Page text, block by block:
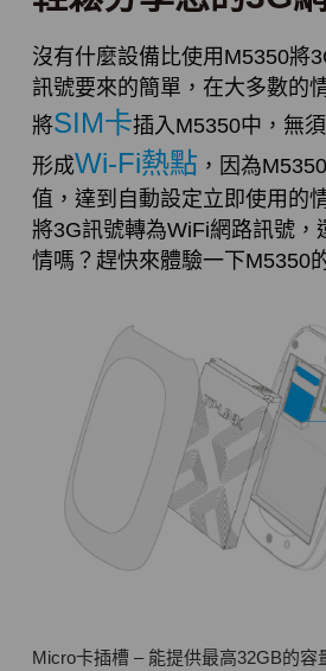
沒有什麼設備比使用M5350將
訊號要來的簡單，在大多數的
將SIM卡插入M5350中，無
形成Wi-Fi熱點 ，因為
值，達到自動設定立即使用的
將3G訊號轉為WiFi網路訊號，
情嗎？趕快來體驗一下M5350
Micro卡插槽 – 能提供最高32GB的容